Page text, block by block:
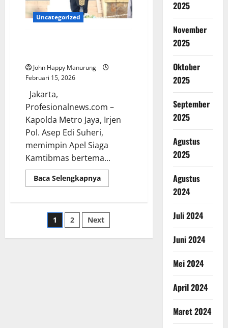
Uncategorized
John Happy Manurung
Februari 15, 2026
Jakarta,
Profesionalnews.com –
Kapolda Metro Jaya, Irjen
Pol. Asep Edi Suheri,
memimpin Apel Siaga
Kamtibmas bertema...
Baca Selengkapnya
1 2 Next
2025
November
2025
Oktober
2025
September
2025
Agustus
2025
Agustus
2024
Juli 2024
Juni 2024
Mei 2024
April 2024
Maret 2024